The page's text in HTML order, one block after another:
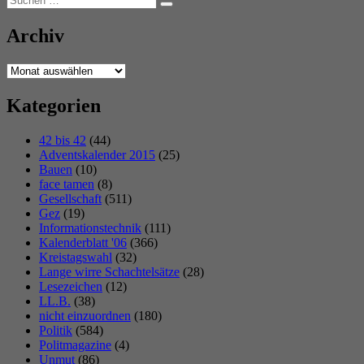
nach:
Suchen
Archiv
Archiv
Kategorien
42 bis 42 (44)
Adventskalender 2015 (25)
Bauen (10)
face tamen (8)
Gesellschaft (511)
Gez (19)
Informationstechnik (111)
Kalenderblatt '06 (366)
Kreistagswahl (32)
Lange wirre Schachtelsätze (28)
Lesezeichen (12)
LL.B. (38)
nicht einzuordnen (180)
Politik (584)
Politmagazine (4)
Unmut (86)